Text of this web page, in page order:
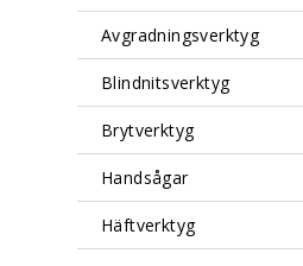
Avgradningsverktyg
Blindnitsverktyg
Brytverktyg
Handsågar
Häftverktyg